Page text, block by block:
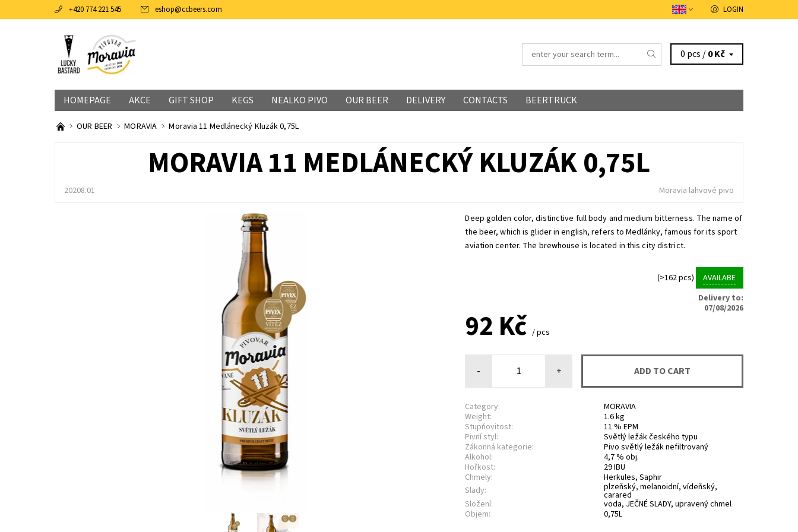
+420 774 221 545 eshop@ccbeers.com LOGIN
0 pcs /0 Kč
HOMEPAGE AKCE GIFT SHOP KEGS NEALKO PIVO OUR BEER DELIVERY CONTACTS BEERTRUCK
OUR BEER MORAVIA Moravia 11 Medlánecký Kluzák 0,75L
MORAVIA 11 MEDLÁNECKÝ KLUZÁK 0,75L
20208.01 Moravia lahvové pivo
Deep golden color, distinctive full body and medium bitterness. The name of
the beer, which is glider in english, refers to Medlánky, famous for its sport
aviation center. The brewhouse is located in this city district.
(>162 pcs)
AVAILABE
Delivery to:
07/08/2026
92 Kč/ pcs
- +
Category:
MORAVIA
Weight:
1.6 kg
Stupňovitost:
11 % EPM
Pivní styl:
Světlý ležák českého typu
Zákonná kategorie:
Pivo světlý ležák nefiltrovaný
Alkohol:
4,7 % obj.
Hořkost:
29 IBU
Chmely:
Herkules, Saphir
Slady:
plzeňský, melanoidní, vídeňský,
carared
Složení:
voda, JEČNÉ SLADY, upravený chmel
Objem:
0,75L